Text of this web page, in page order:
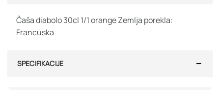
Čaša diabolo 30cl 1/1 orange Zemlja porekla:
Francuska
SPECIFIKACIJE